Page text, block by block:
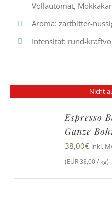
Vollautomat,
Aroma: zartbitter-
Intensität: rund-
Nicht
Espresso
Ganze
38,00€ inkl.
(EUR 38,00 / kg)